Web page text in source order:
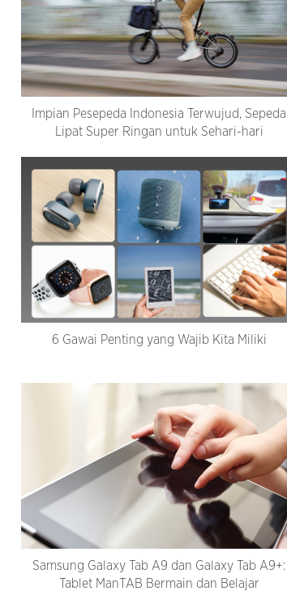
Impian Pesepeda Indonesia Terwujud, Sepeda
Lipat Super Ringan untuk Sehari-hari
6 Gawai Penting yang Wajib Kita Miliki
Samsung Galaxy Tab A9 dan Galaxy Tab A9+:
Tablet ManTAB Bermain dan Belajar